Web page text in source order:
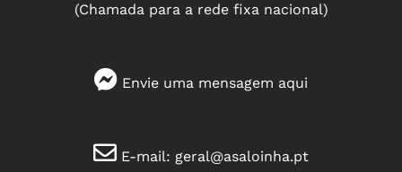
(Chamada para a rede fixa nacional)
Envie uma mensagem aqui
E-mail: geral@asaloinha.pt